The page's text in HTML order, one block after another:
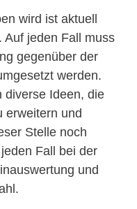
wird ist aktuell
Auf jeden Fall muss
gegenüber der
werden.
diverse Ideen, die
erweitern und
Stelle noch
Fall bei der
und